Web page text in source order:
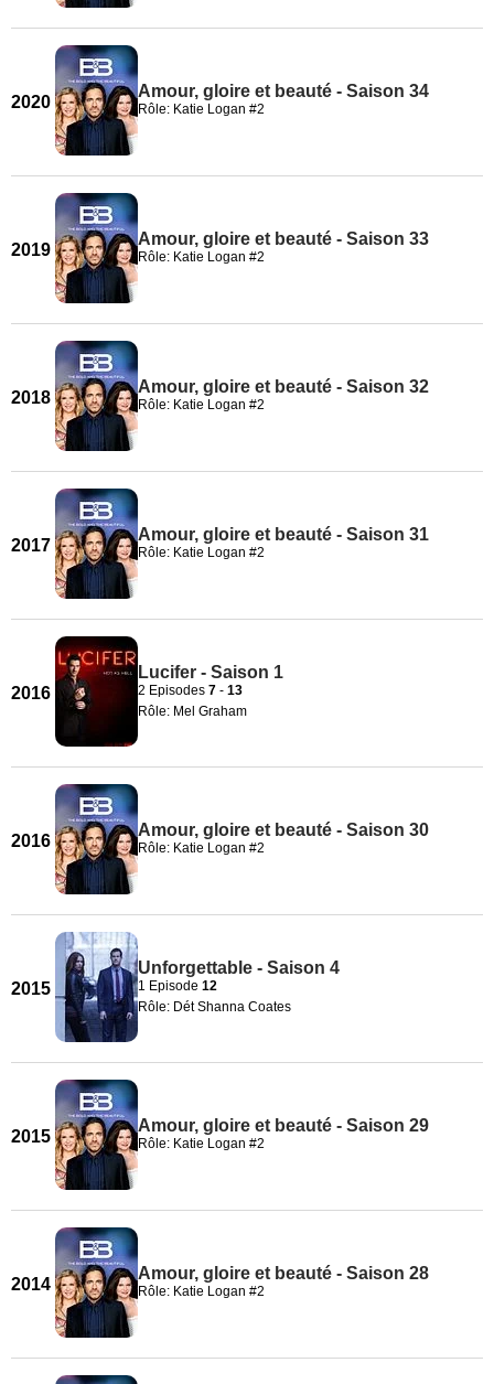
2020
Amour, gloire et beauté - Saison 34
Rôle: Katie Logan #2
2019
Amour, gloire et beauté - Saison 33
Rôle: Katie Logan #2
2018
Amour, gloire et beauté - Saison 32
Rôle: Katie Logan #2
2017
Amour, gloire et beauté - Saison 31
Rôle: Katie Logan #2
2016
Lucifer - Saison 1
2 Episodes 7 - 13
Rôle: Mel Graham
2016
Amour, gloire et beauté - Saison 30
Rôle: Katie Logan #2
2015
Unforgettable - Saison 4
1 Episode 12
Rôle: Dét Shanna Coates
2015
Amour, gloire et beauté - Saison 29
Rôle: Katie Logan #2
2014
Amour, gloire et beauté - Saison 28
Rôle: Katie Logan #2